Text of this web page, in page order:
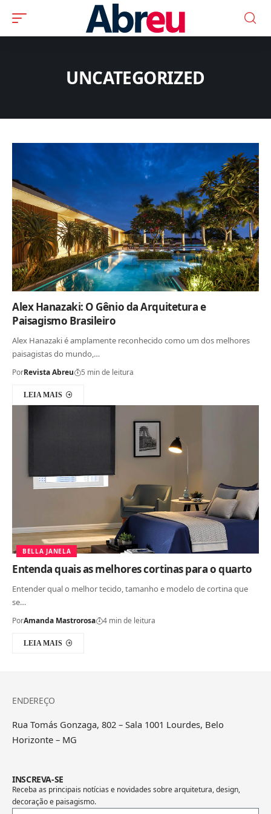
UNCATEGORIZED
Alex Hanazaki: O Gênio da Arquitetura e
Paisagismo Brasileiro
Alex Hanazaki é amplamente reconhecido como um dos melhores
paisagistas do mundo,…
PorRevista Abreu 5 min de leitura
LEIA MAIS
BELLA JANELA
Entenda quais as melhores cortinas para o quarto
Entender qual o melhor tecido, tamanho e modelo de cortina que
se…
PorAmanda Mastrorosa 4 min de leitura
LEIA MAIS
ENDEREÇO
Rua Tomás Gonzaga, 802 – Sala 1001 Lourdes, Belo
Horizonte – MG
INSCREVA-SE
Receba as principais notícias e novidades sobre arquitetura, design,
decoração e paisagismo.